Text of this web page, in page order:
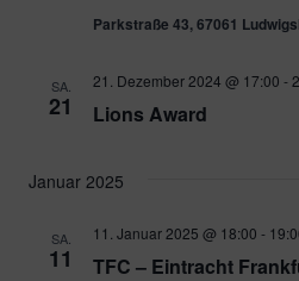
Parkstraße 43, 67061
SA.
21 Lions Award
21. Dezember 2024 @ 17:00 -
Januar 2025
SA.
11 TFC – Eintracht
11. Januar 2025 @ 18:00 -